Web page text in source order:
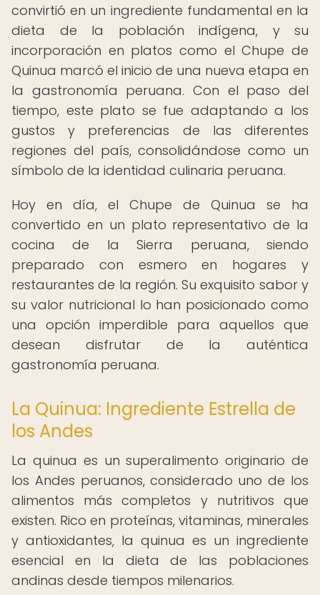
convirtió en un ingrediente fundamental en la
dieta de la población indígena, y su
incorporación en platos como el Chupe de
Quinua marcó el inicio de una nueva etapa en
la gastronomía peruana. Con el paso del
tiempo, este plato se fue adaptando a los
gustos y preferencias de las diferentes
regiones del país, consolidándose como un
símbolo de la identidad culinaria peruana.
Hoy en día, el Chupe de Quinua se ha
convertido en un plato representativo de la
cocina de la Sierra peruana, siendo
preparado con esmero en hogares y
restaurantes de la región. Su exquisito sabor y
su valor nutricional lo han posicionado como
una opción imperdible para aquellos que
desean disfrutar de la auténtica
gastronomía peruana.
La Quinua: Ingrediente Estrella de
los Andes
La quinua es un superalimento originario de
los Andes peruanos, considerado uno de los
alimentos más completos y nutritivos que
existen. Rico en proteínas, vitaminas, minerales
y antioxidantes, la quinua es un ingrediente
esencial en la dieta de las poblaciones
andinas desde tiempos milenarios.